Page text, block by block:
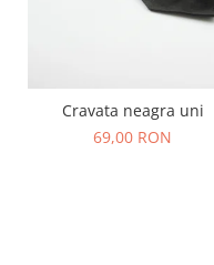
Cravata neagra uni
69,00 RON